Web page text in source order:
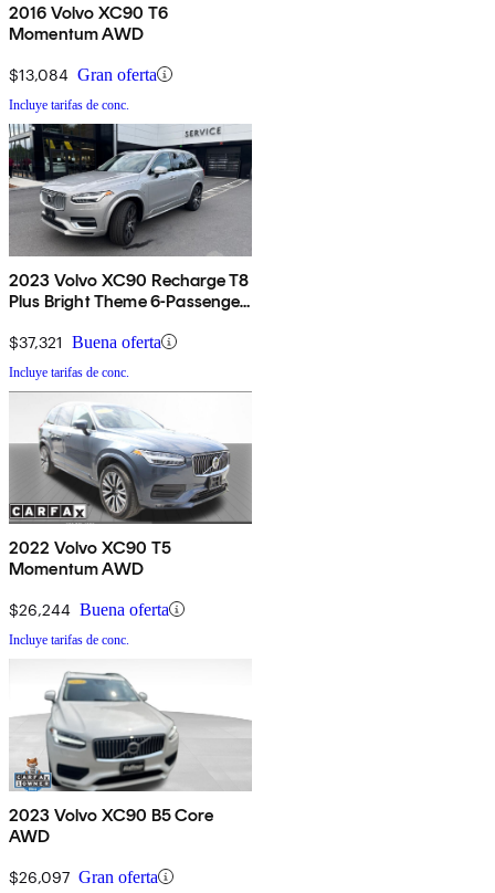
2016 Volvo XC90 T6
Momentum AWD
$13,084 Gran oferta
Incluye tarifas de conc.
2023 Volvo XC90 Recharge T8
Plus Bright Theme 6-Passenger
$37,321 Buena oferta
Incluye tarifas de conc.
2022 Volvo XC90 T5
Momentum AWD
$26,244 Buena oferta
Incluye tarifas de conc.
2023 Volvo XC90 B5 Core
AWD
$26,097 Gran oferta